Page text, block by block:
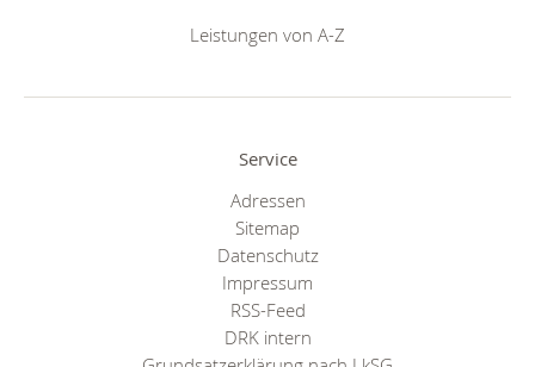
Leistungen von A-Z
Service
Adressen
Sitemap
Datenschutz
Impressum
RSS-Feed
DRK intern